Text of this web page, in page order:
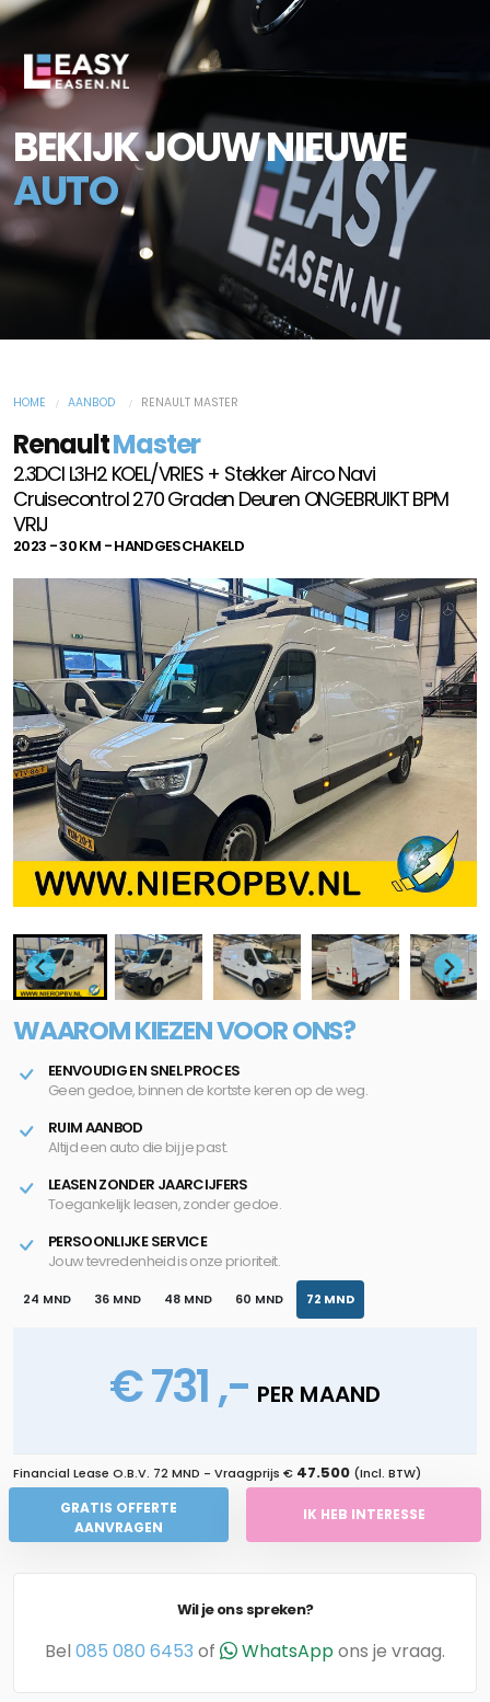
BEKIJK JOUW NIEUWE
AUTO
HOME AANBOD RENAULT MASTER
RenaultMaster
2.3DCI L3H2 KOEL/VRIES + Stekker Airco Navi
Cruisecontrol 270 Graden Deuren ONGEBRUIKT BPM
VRIJ
2023 - 30 KM - HANDGESCHAKELD
WAAROM KIEZEN VOOR ONS?
EENVOUDIG EN SNEL PROCES
Geen gedoe, binnen de kortste keren op de weg.
RUIM AANBOD
Altijd een auto die bij je past.
LEASEN ZONDER JAARCIJFERS
Toegankelijk leasen, zonder gedoe.
PERSOONLIJKE SERVICE
Jouw tevredenheid is onze prioriteit.
24 MND 36 MND 48 MND 60 MND 72 MND
€ 731 ,- PER MAAND
Financial Lease O.B.V. 72 MND - Vraagprijs € 47.500 (Incl. BTW)
GRATIS OFFERTE
AANVRAGEN
IK HEB INTERESSE
Wil je ons spreken?
Bel 085 080 6453 of WhatsAppons je vraag.